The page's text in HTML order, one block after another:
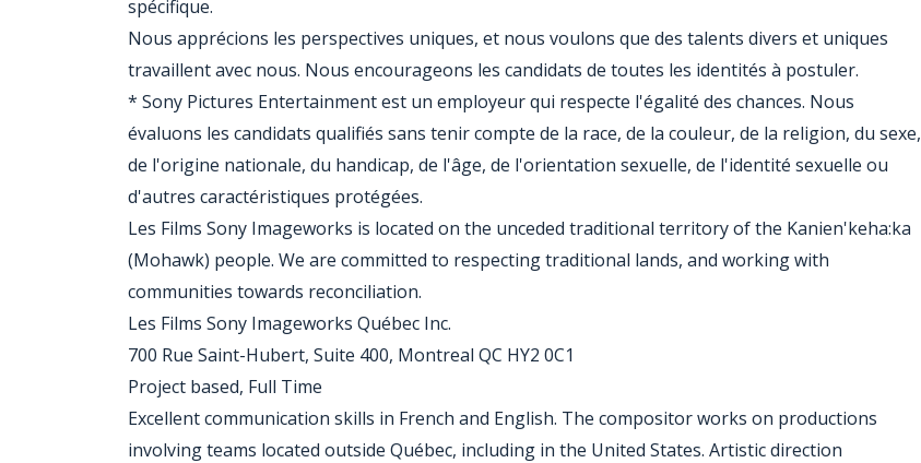
spécifique.
Nous apprécions les perspectives uniques, et nous voulons que des talents divers et uniques
travaillent avec nous. Nous encourageons les candidats de toutes les identités à postuler.
* Sony Pictures Entertainment est un employeur qui respecte l'égalité des chances. Nous
évaluons les candidats qualifiés sans tenir compte de la race, de la couleur, de la religion, du sexe,
de l'origine nationale, du handicap, de l'âge, de l'orientation sexuelle, de l'identité sexuelle ou
d'autres caractéristiques protégées.
Les Films Sony Imageworks is located on the unceded traditional territory of the Kanien'keha:ka
(Mohawk) people. We are committed to respecting traditional lands, and working with
communities towards reconciliation.
Les Films Sony Imageworks Québec Inc.
700 Rue Saint-Hubert, Suite 400, Montreal QC HY2 0C1
Project based, Full Time
Excellent communication skills in French and English. The compositor works on productions
involving teams located outside Québec, including in the United States. Artistic direction